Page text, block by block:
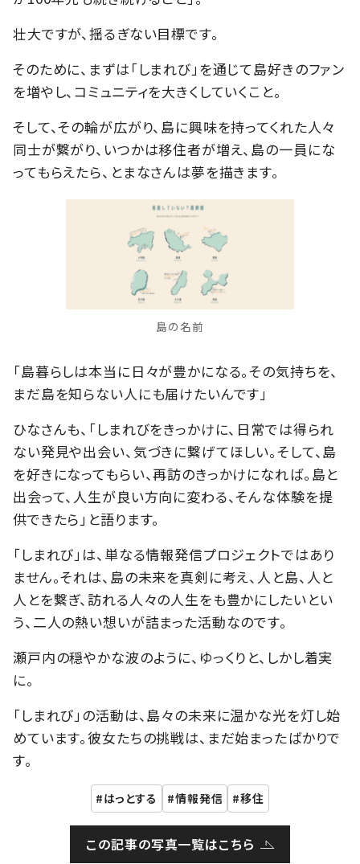
壮大ですが、揺るぎない目標です。
そのために、まずは「しまれび」を通じて島好きのファン
を増やし、コミュニティを大きくしていくこと。
そして、その輪が広がり、島に興味を持ってくれた人々
同士が繋がり、いつかは移住者が増え、島の一員にな
ってもらえたら、とまなさんは夢を描きます。
島の名前
「島暮らしは本当に日々が豊かになる。その気持ちを、
まだ島を知らない人にも届けたいんです」
ひなさんも、「しまれびをきっかけに、日常では得られ
ない発見や出会い、気づきに繋げてほしい。そして、島
を好きになってもらい、再訪のきっかけになれば。島と
出会って、人生が良い方向に変わる、そんな体験を提
供できたら」と語ります。
「しまれび」は、単なる情報発信プロジェクトではあり
ません。それは、島の未来を真剣に考え、人と島、人と
人とを繋ぎ、訪れる人々の人生をも豊かにしたいとい
う、二人の熱い想いが詰まった活動なのです。
瀬戸内の穏やかな波のように、ゆっくりと、しかし着実
に。
「しまれび」の活動は、島々の未来に温かな光を灯し始
めています。彼女たちの挑戦は、まだ始まったばかりで
す。
はっとする 情報発信 移住
この記事の写真一覧はこちら